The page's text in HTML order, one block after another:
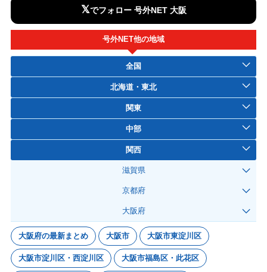
𝕏でフォロー 号外NET 大阪
号外NET他の地域
全国
北海道・東北
関東
中部
関西
滋賀県
京都府
大阪府
大阪府の最新まとめ 大阪市 大阪市東淀川区
大阪市淀川区・西淀川区 大阪市福島区・此花区